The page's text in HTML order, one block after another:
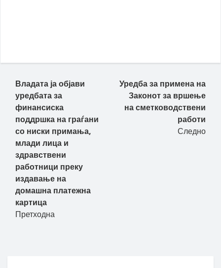
Владата ја објави
уредбата за
финансиска
поддршка на граѓани
со ниски примања,
млади лица и
здравствени
работници преку
издавање на
домашна платежна
картица
Претходна
Уредба за примена на
Законот за вршење
на сметководствени
работи
Следно